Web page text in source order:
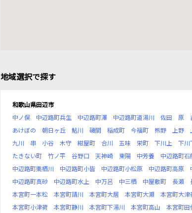
地域選択で探す
和歌山県田辺市
中ノ俣
中辺路町兵生 中辺路町澤 中辺路町道湯川 佐田 原
あけぼの
朝日ヶ丘 鮎川 磯間 稲成町 今福町 熊野 上野
九川
串 小谷 木守 紺屋町 合川 五味 栄町 下川上 下川
たきない町
竹ノ平 谷野口 天神崎 東陽 中芳養 中辺路町石
中辺路町栗栖川
中辺路町小皆 中辺路町小松原 中辺路町高原
中辺路町真砂
中辺路町水上 中万呂 中三栖 中屋敷町 長瀬
本宮町一本松
本宮町請川 本宮町大居 本宮町大瀬 本宮町大津
本宮町小津荷
本宮町静川 本宮町下湯川 本宮町高山 本宮町田